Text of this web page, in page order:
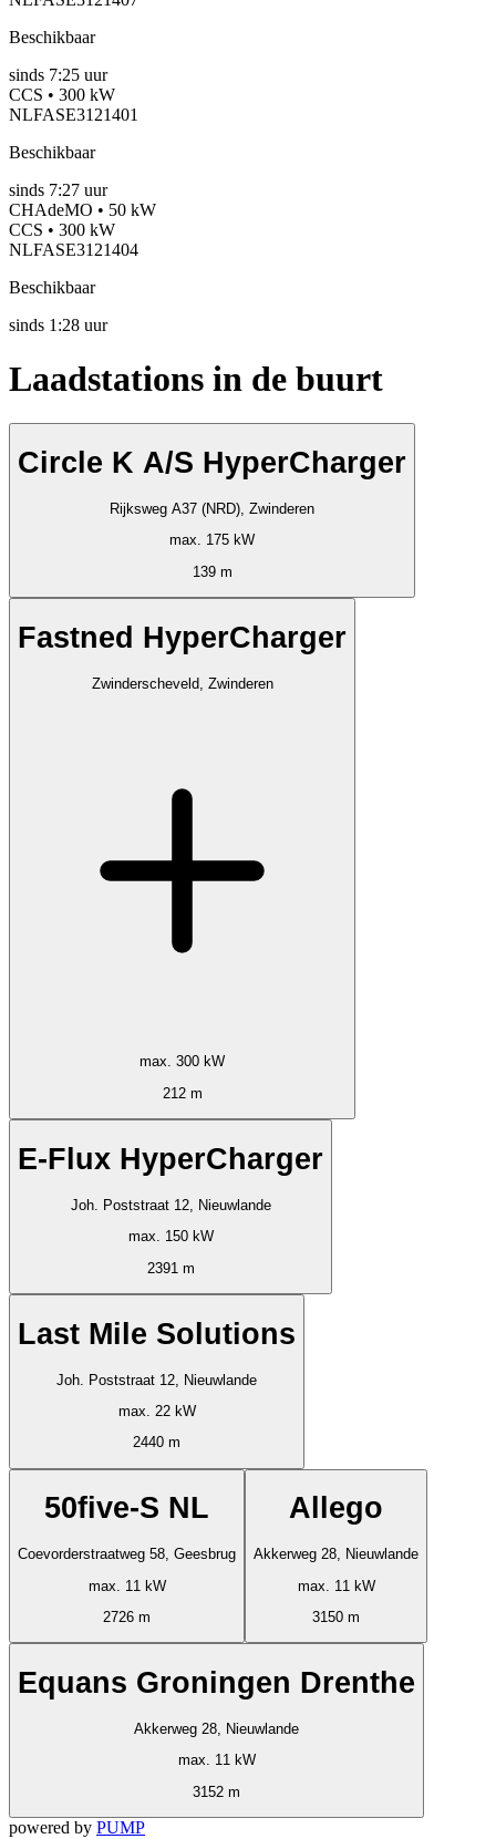
Beschikbaar
sinds 7:25 uur
CCS • 300 kW
NLFASE3121401
Beschikbaar
sinds 7:27 uur
CHAdeMO • 50 kW
CCS • 300 kW
NLFASE3121404
Beschikbaar
sinds 1:28 uur
Laadstations in de buurt
Circle K A/S HyperCharger
Rijksweg A37 (NRD), Zwinderen
max. 175 kW
139 m
Fastned HyperCharger
Zwinderscheveld, Zwinderen
max. 300 kW
212 m
E-Flux HyperCharger
Joh. Poststraat 12, Nieuwlande
max. 150 kW
2391 m
Last Mile Solutions
Joh. Poststraat 12, Nieuwlande
max. 22 kW
2440 m
50five-S NL
Coevorderstraatweg 58, Geesbrug
max. 11 kW
2726 m
Allego
Akkerweg 28, Nieuwlande
max. 11 kW
3150 m
Equans Groningen Drenthe
Akkerweg 28, Nieuwlande
max. 11 kW
3152 m
powered by PUMP